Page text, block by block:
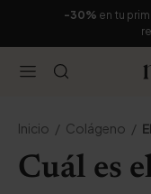
-30% en tu
Inicio Colágeno
Cuál es